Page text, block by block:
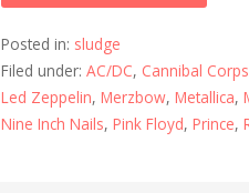
Posted in: sludge
Filed under:AC/DC, Cannibal
Led Zeppelin,Merzbow,Metallica,
Nine Inch Nails,Pink Floyd,Prince,